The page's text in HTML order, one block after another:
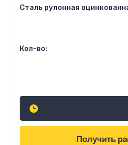
Сталь рулонная
Кол-во:
Получить